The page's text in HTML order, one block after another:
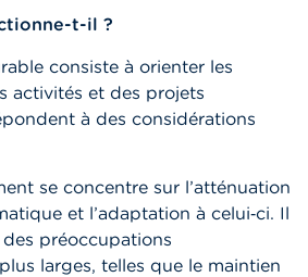
t-il ?
consiste à orienter les
activités et des projets
à des considérations
se concentre sur l’atténuation
et l’adaptation à celui‑ci. Il
préoccupations
larges, telles que le maintien